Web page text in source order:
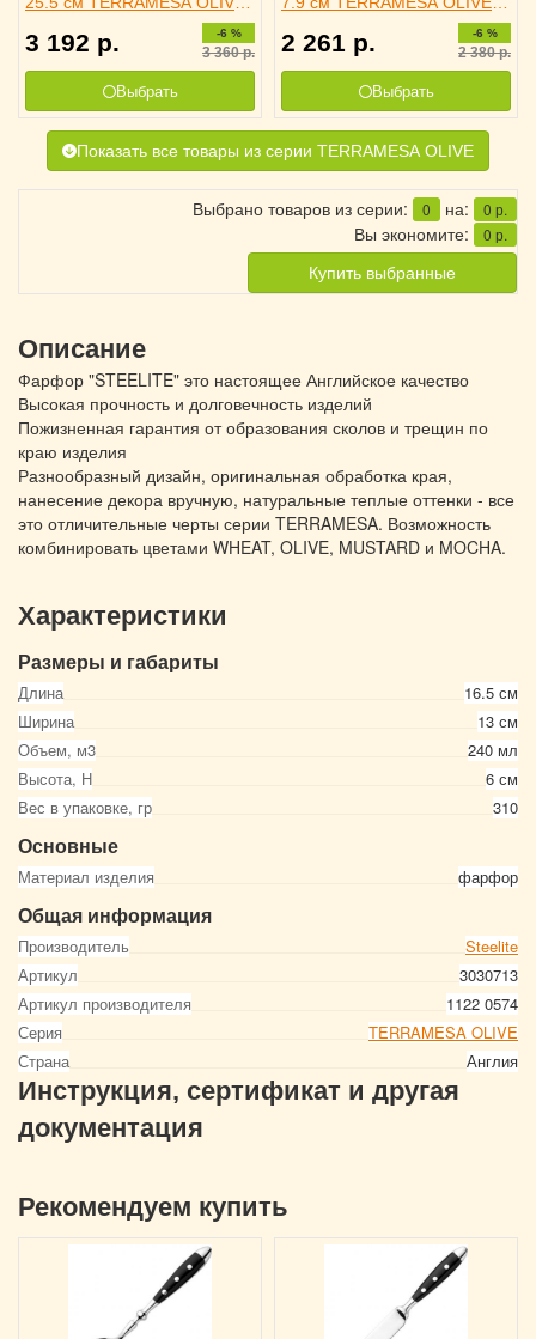
3 192 р. -6 %
3 360р.
Выбрать
2 261 р. -6 %
2 380р.
Выбрать
Показать все товары из серии TERRAMESA OLIVE
Выбрано товаров из серии: 0 на: 0 р.
Вы экономите: 0 р.
Купить выбранные
Описание
Фарфор "STEELITE" это настоящее Английское качество
Высокая прочность и долговечность изделий
Пожизненная гарантия от образования сколов и трещин по
краю изделия
Разнообразный дизайн, оригинальная обработка края,
нанесение декора вручную, натуральные теплые оттенки - все
это отличительные черты серии TERRAMESA. Возможность
комбинировать цветами WHEAT, OLIVE, MUSTARD и MOCHA.
Характеристики
Размеры и габариты
Длина
16.5 см
Ширина
13 см
Объем, м3
240 мл
Высота, Н
6 см
Вес в упаковке, гр
310
Основные
Материал изделия фарфор
Общая информация
Производитель
Steelite
Артикул
3030713
Артикул производителя
1122 0574
Серия
TERRAMESA OLIVE
Страна
Англия
Инструкция, сертификат и другая
документация
Рекомендуем купить